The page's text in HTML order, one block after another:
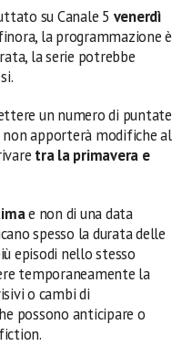
su Canale 5 venerdì
la programmazione è
la serie potrebbe
un numero di puntate
apporterà modifiche al
tra la primavera e
e non di una data
spesso la durata delle
episodi nello stesso
temporaneamente la
o cambi di
possono anticipare o